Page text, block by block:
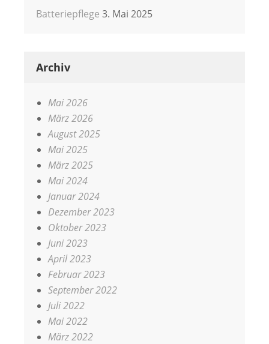
Batteriepflege 3. Mai 2025
Archiv
Mai 2026
März 2026
August 2025
Mai 2025
März 2025
Mai 2024
Januar 2024
Dezember 2023
Oktober 2023
Juni 2023
April 2023
Februar 2023
September 2022
Juli 2022
Mai 2022
März 2022